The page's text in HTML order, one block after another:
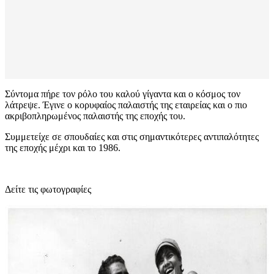
Σύντομα πήρε τον ρόλο του καλού γίγαντα και ο κόσμος τον
λάτρεψε. Έγινε ο κορυφαίος παλαιστής της εταιρείας και ο πιο
ακριβοπληρωμένος παλαιστής της εποχής του.
Συμμετείχε σε σπουδαίες και στις σημαντικότερες αντιπαλότητες
της εποχής μέχρι και το 1986.
Δείτε τις φωτογραφίες